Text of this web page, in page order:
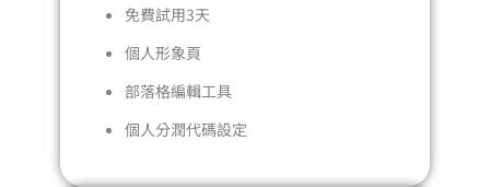
免費試用3天
個人形象頁
部落格編輯工具
個人分潤代碼設定